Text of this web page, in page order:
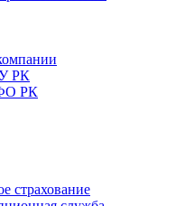
РК
РК
страхование